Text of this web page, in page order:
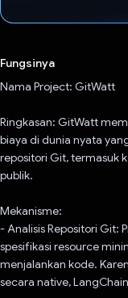
Fungsinya
Nama Project: GitWatt
Ringkasan: GitWatt
biaya di dunia nyata
repositori Git, termasuk
publik.
Mekanisme:
- Analisis Repositori Git:
spesifikasi resource
menjalankan kode.
secara native,